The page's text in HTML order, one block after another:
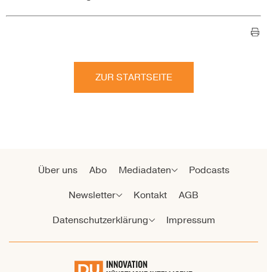
ZUR STARTSEITE
Über uns Abo Mediadaten
Podcasts
Newsletter
Kontakt
AGB
Datenschutzerklärung
Impressum